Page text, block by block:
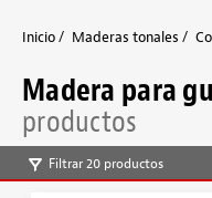
Inicio Maderas tonales
Madera para
productos
Filtrar 20 productos